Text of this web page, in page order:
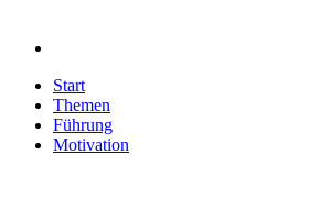
Start
Themen
Führung
Motivation